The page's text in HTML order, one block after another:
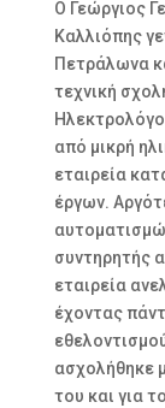
Ο Γεώργιος
Καλλιόπης
Πετράλωνα
τεχνική
από μικρή
εταιρεία
έργων.
συντηρητής
εταιρεία
έχοντας
ασχολήθηκε
του και για